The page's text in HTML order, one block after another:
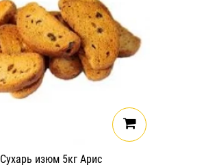
Сухарь изюм 5кг Арис